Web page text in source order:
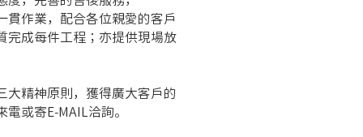
作業，配合各位親愛的客戶
完成每件工程；亦提供現場放
大精神原則，獲得廣大客戶的
或寄E-MAIL洽詢。